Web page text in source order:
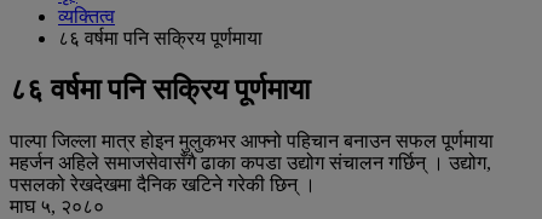
व्यक्तित्व
८६ वर्षमा पनि सक्रिय पूर्णमाया
८६ वर्षमा पनि सक्रिय पूर्णमाया
पाल्पा जिल्ला मात्र होइन मुलुकभर आफ्नो पहिचान बनाउन सफल पूर्णमाया
महर्जन अहिले समाजसेवासँगै ढाका कपडा उद्योग संचालन गर्छिन् । उद्योग,
पसलको रेखदेखमा दैनिक खटिने गरेकी छिन् ।
माघ ५, २०८०